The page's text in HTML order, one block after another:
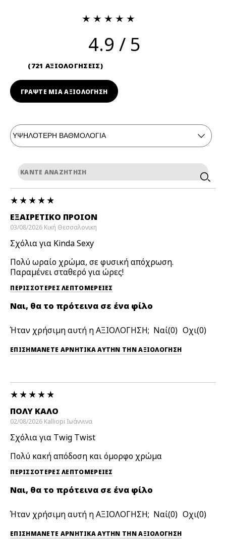
4.9
721 ΑΞΙΟΛΟΓΗΣΕΙΣ
ΓΡΆΨΤΕ ΜΙΑ ΑΞΙΟΛΟΓΗΣΗ
ΕΞΑΙΡΕΤΙΚΌ ΠΡΟΙΟΝ
03/08/2026 Κική Θεσσαλονικη
Σχόλια για Kinda Sexy
Πολύ ωραίο χρώμα, σε φυσική απόχρωση.
Παραμένει σταθερό για ώρες!
ΠΕΡΙΣΣΌΤΕΡΕΣ ΛΕΠΤΟΜΈΡΕΙΕΣ
Ναι, θα το πρότεινα σε ένα φίλο
Ήταν χρήσιμη αυτή η ΑΞΙΟΛΟΓΗΣΗ; 0 0
ΕΠΙΣΗΜΆΝΕΤΕ ΑΡΝΗΤΙΚΆ ΑΥΤΉΝ ΤΗΝ ΑΞΙΟΛΟΓΗΣΗ
ΠΟΛΎ ΚΑΛΌ
02/08/2026 Kalliopi Ιωάννινα
Σχόλια για Twig Twist
Πολύ κακή απόδοση και όμορφο χρώμα
ΠΕΡΙΣΣΌΤΕΡΕΣ ΛΕΠΤΟΜΈΡΕΙΕΣ
Ναι, θα το πρότεινα σε ένα φίλο
Ήταν χρήσιμη αυτή η ΑΞΙΟΛΟΓΗΣΗ; 0 0
ΕΠΙΣΗΜΆΝΕΤΕ ΑΡΝΗΤΙΚΆ ΑΥΤΉΝ ΤΗΝ ΑΞΙΟΛΟΓΗΣΗ